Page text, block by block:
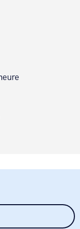
not
string